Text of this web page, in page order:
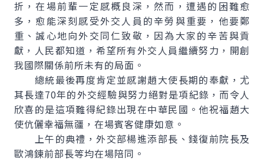
折，在場前輩一定感概良深，然而，遭遇的困難愈
多，愈能深刻感受外交人員的辛勞與重要，他要鄭
重、誠心地向外交同仁致敬，因為大家的辛苦與貢
獻，人民都知道，希望所有外交人員繼續努力，開創
我國際關係前所未有的局面。
總統最後再度肯定並感謝趙大使長期的奉獻，尤
其長達70年的外交經驗與努力絕對是項紀錄，而令人
欣喜的是這項難得紀錄出現在中華民國。他祝福趙大
使伉儷幸福無疆，在場賓客健康如意。
上午的典禮，外交部楊進添部長、錢復前院長及
歐鴻鍊前部長等均在場陪同。